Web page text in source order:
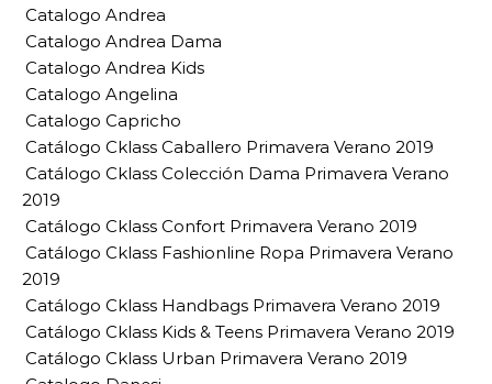
Catalogo Andrea
Catalogo Andrea Dama
Catalogo Andrea Kids
Catalogo Angelina
Catalogo Capricho
Catálogo Cklass Caballero Primavera Verano 2019
Catálogo Cklass Colección Dama Primavera Verano
2019
Catálogo Cklass Confort Primavera Verano 2019
Catálogo Cklass Fashionline Ropa Primavera Verano
2019
Catálogo Cklass Handbags Primavera Verano 2019
Catálogo Cklass Kids & Teens Primavera Verano 2019
Catálogo Cklass Urban Primavera Verano 2019